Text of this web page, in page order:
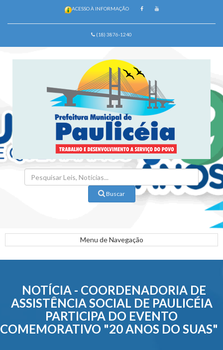
ACESSO À INFORMAÇÃO
(18) 3876-1240
Buscar
Menu de Navegação
NOTÍCIA - COORDENADORIA DE
ASSISTÊNCIA SOCIAL DE PAULICÉIA
PARTICIPA DO EVENTO
COMEMORATIVO "20 ANOS DO SUAS"